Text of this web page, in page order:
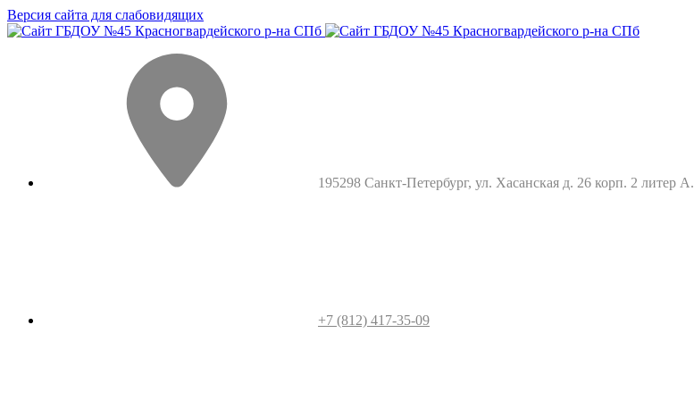
Версия сайта для слабовидящих
195298 Санкт-Петербург, ул. Хасанская д. 26 корп. 2 литер А.
+7 (812) 417-35-09